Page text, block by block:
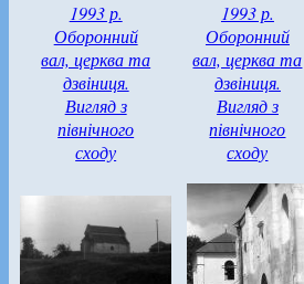
1993 р.
Оборонний
вал, церква та
дзвіниця.
Вигляд з
північного
сходу
1993 р.
Оборонний
вал, церква та
дзвіниця.
Вигляд з
північного
сходу